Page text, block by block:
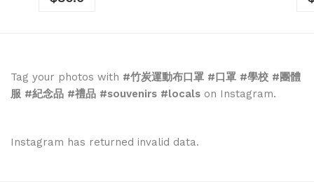
Tag your photos with #竹炭運動布口罩 #口罩 #學校 #團體
服 #紀念品 #禮品 #souvenirs #locals on Instagram.
Instagram has returned invalid data.